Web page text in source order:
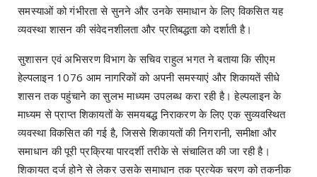
समस्याओं को गंभीरता से सुनने और उनके समाधान के लिए विकसित यह
व्यवस्था शासन की संवेदनशीलता और प्रतिबद्धता को दर्शाती है।
सुशासन एवं अभिसरण विभाग के सचिव राहुल भगत ने बताया कि सीएम
हेल्पलाइन 1076 आम नागरिकों को अपनी समस्याएं और शिकायतें सीधे
शासन तक पहुंचाने का सुलभ माध्यम उपलब्ध करा रही है। हेल्पलाइन के
माध्यम से प्राप्त शिकायतों के समयबद्ध निराकरण के लिए एक सुव्यवस्थित
व्यवस्था विकसित की गई है, जिससे शिकायतों की निगरानी, समीक्षा और
समाधान की पूरी प्रक्रिया पारदर्शी तरीके से संचालित की जा रही है।
शिकायत दर्ज होने से लेकर उसके समाधान तक प्रत्येक चरण को तकनीक